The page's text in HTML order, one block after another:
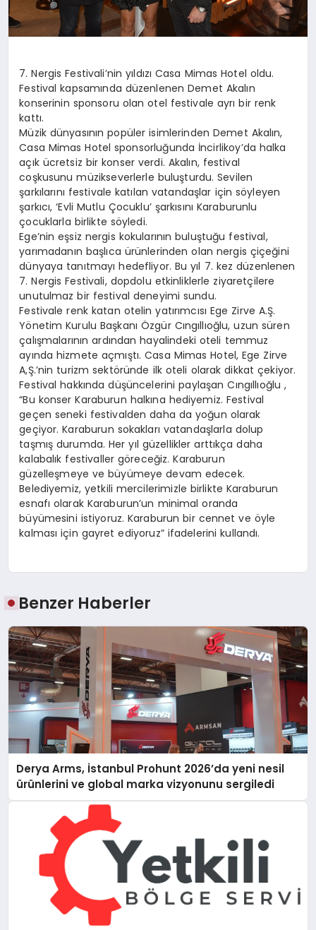
7. Nergis Festivali’nin yıldızı Casa Mimas Hotel oldu.
Festival kapsamında düzenlenen Demet Akalın
konserinin sponsoru olan otel festivale ayrı bir renk
kattı.
Müzik dünyasının popüler isimlerinden Demet Akalın,
Casa Mimas Hotel sponsorluğunda İncirlikoy’da halka
açık ücretsiz bir konser verdi. Akalın, festival
coşkusunu müzikseverlerle buluşturdu. Sevilen
şarkılarını festivale katılan vatandaşlar için söyleyen
şarkıcı, ‘Evli Mutlu Çocuklu’ şarkısını Karaburunlu
çocuklarla birlikte söyledi.
Ege’nin eşsiz nergis kokularının buluştuğu festival,
yarımadanın başlıca ürünlerinden olan nergis çiçeğini
dünyaya tanıtmayı hedefliyor. Bu yıl 7. kez düzenlenen
7. Nergis Festivali, dopdolu etkinliklerle ziyaretçilere
unutulmaz bir festival deneyimi sundu.
Festivale renk katan otelin yatırımcısı Ege Zirve A.Ş.
Yönetim Kurulu Başkanı Özgür Cıngıllıoğlu, uzun süren
çalışmalarının ardından hayalindeki oteli temmuz
ayında hizmete açmıştı. Casa Mimas Hotel, Ege Zirve
A,Ş.’nin turizm sektöründe ilk oteli olarak dikkat çekiyor.
Festival hakkında düşüncelerini paylaşan Cıngıllıoğlu ,
“Bu konser Karaburun halkına hediyemiz. Festival
geçen seneki festivalden daha da yoğun olarak
geçiyor. Karaburun sokakları vatandaşlarla dolup
taşmış durumda. Her yıl güzellikler arttıkça daha
kalabalık festivaller göreceğiz. Karaburun
güzelleşmeye ve büyümeye devam edecek.
Belediyemiz, yetkili mercilerimizle birlikte Karaburun
esnafı olarak Karaburun’un minimal oranda
büyümesini istiyoruz. Karaburun bir cennet ve öyle
kalması için gayret ediyoruz” ifadelerini kullandı.
Benzer Haberler
Derya Arms, İstanbul Prohunt 2026’da yeni nesil
ürünlerini ve global marka vizyonunu sergiledi